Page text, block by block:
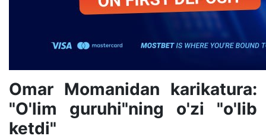
Omar Momanidan karikatura:
"O'lim guruhi"ning o'zi "o'lib
ketdi"